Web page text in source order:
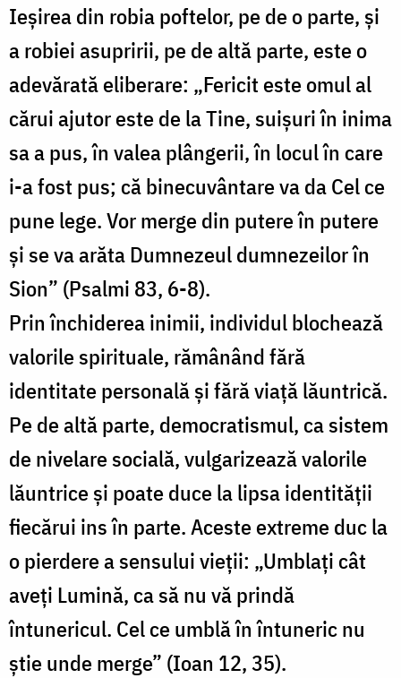
Ieșirea din robia poftelor, pe de o parte, și
a robiei asupririi, pe de altă parte, este o
adevărată eliberare: „Fericit este omul al
cărui ajutor este de la Tine, suișuri în inima
sa a pus, în valea plângerii, în locul în care
i-a fost pus; că binecuvântare va da Cel ce
pune lege. Vor merge din putere în putere
și se va arăta Dumnezeul dumnezeilor în
Sion” (Psalmi 83, 6-8).
Prin închiderea inimii, individul blochează
valorile spirituale, rămânând fără
identitate personală și fără viață lăuntrică.
Pe de altă parte, democratismul, ca sistem
de nivelare socială, vulgarizează valorile
lăuntrice și poate duce la lipsa identității
fiecărui ins în parte. Aceste extreme duc la
o pierdere a sensului vieții: „Umblați cât
aveți Lumină, ca să nu vă prindă
întunericul. Cel ce umblă în întuneric nu
știe unde merge” (Ioan 12, 35).